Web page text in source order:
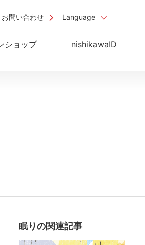
ショップ nishikawaID
お問い合わせ Language
眠りの関連記事